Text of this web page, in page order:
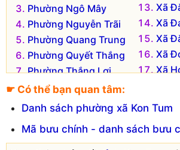
Phường Ngô Mây
Phường Nguyễn Trãi
Phường Quang Trung
Phường Quyết Thắng
Phường Thắng Lợi
Phường Thống Nhất
Phường Trần Hưng
Phường Trường Chinh
Xã
Xã
Xã
Xã
Xã
Xã
Xã
☛ Có thể bạn quan tâm:
Danh sách phường xã Kon Tum
Mã bưu chính - danh sách bưu